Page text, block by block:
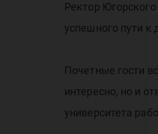
Ректор
успешного пути к
Почетные гости
интересно, но и
университета